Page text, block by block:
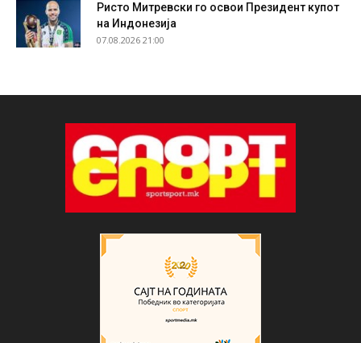
Ристо Митревски го освои Президент купот
на Индонезија
07.08.2026 21:00